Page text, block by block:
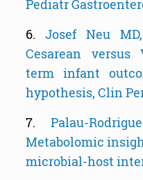
Pediatr
6. Josef Neu
Cesarean
term infant
hypothesis, Clin
7.Palau-
Metabolomic
microbial-host